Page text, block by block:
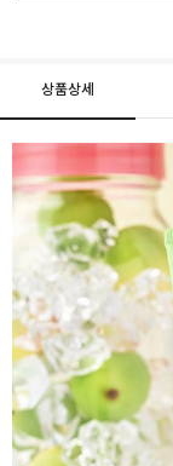
상품상세